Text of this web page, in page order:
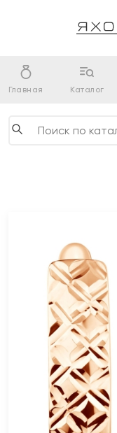
Главная Каталог